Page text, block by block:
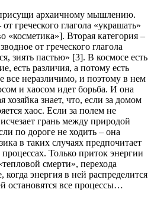
архаичному мышлению.
греческого глагола «украшать»
«косметика»]. Вторая категория –
от греческого глагола
зиять пастью» [3]. В космосе есть
есть различия, а потому есть
все неразличимо, и поэтому в нем
и хаосом идет борьба. И она
хозяйка знает, что, если за домом
хаос. Если за полем не
грань между природой
по дороге не ходить – она
в таких случаях предпочитает
Только приток энергии
смерти», перехода
когда энергия в ней распределится
остановятся все процессы…